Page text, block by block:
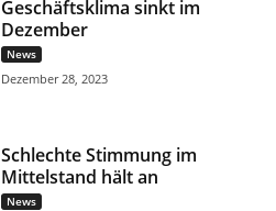
Geschäftsklima sinkt im
Dezember
News
Dezember 28, 2023
Schlechte Stimmung im
Mittelstand hält an
News